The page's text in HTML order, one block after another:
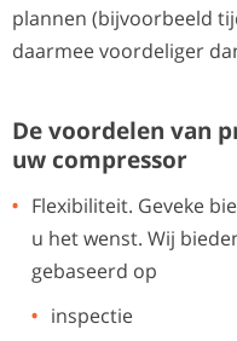
plannen (bijvoorbeeld
daarmee voordeliger
De voordelen van
uw compressor
Flexibiliteit. Geveke
u het wenst. Wij
gebaseerd op
inspectie